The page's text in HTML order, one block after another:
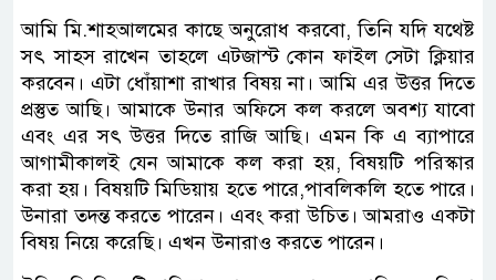
আমি মি.শাহআলমের কাছে অনুরোধ করবো, তিনি যদি যথেষ্ট
সৎ সাহস রাখেন তাহলে এটজাস্ট কোন ফাইল সেটা ক্লিয়ার
করবেন। এটা ধোঁয়াশা রাখার বিষয় না। আমি এর উত্তর দিতে
প্রস্তুত আছি। আমাকে উনার অফিসে কল করলে অবশ্য য‍াবো
এবং এর সৎ উত্তর দিতে রাজি আছি। এমন কি এ ব্যাপারে
আগামীকালই যেন আমাকে কল করা হয়, বিষয়টি পরিস্কার
করা হয়। বিষয়টি মিডিয়ায় হতে পারে,পাবলিকলি হতে পারে।
উনারা তদন্ত করতে পারেন। এবং করা উচিত। আমরাও একটা
বিষয় নিয়ে করেছি। এখন উনারাও করতে পারেন।